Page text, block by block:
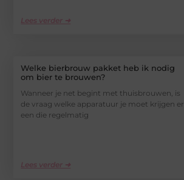
Lees verder ➜
Welke bierbrouw pakket heb ik nodig
om bier te brouwen?
Wanneer je net begint met thuisbrouwen, is
de vraag welke apparatuur je moet krijgen er
een die regelmatig
Lees verder ➜